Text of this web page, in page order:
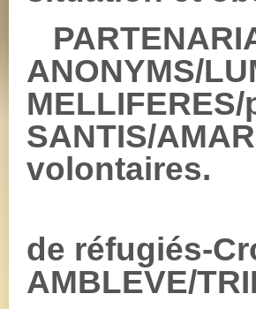
ANONYMS/
SANTIS/
volontaires.
de réfugiés-
AMBLEVE/